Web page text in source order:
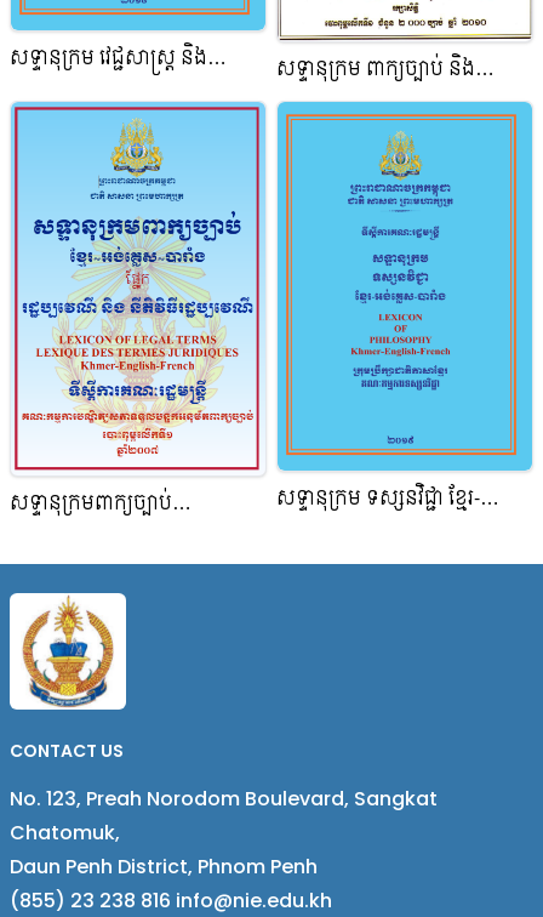
សទ្ទានុក្រម វេជ្ជសាស្ត្រ និង
សទ្ទានុក្រម ពាក្យច្បាប់ និង
រដ្ឋបាល អង់គ្លេស – បារាំង – ខ្មែរ
សទ្ទានុក្រមពាក្យច្បាប់
រដ្ឋប្បវេណី និង នីតិវិធីរដ្ឋប្បវេណី
សទ្ទានុក្រម ទស្សនវិជ្ជា ខ្មែរ-
CONTACT US
No. 123, Preah Norodom Boulevard, Sangkat
Chatomuk,
Daun Penh District, Phnom Penh
(855) 23 238 816 info@nie.edu.kh